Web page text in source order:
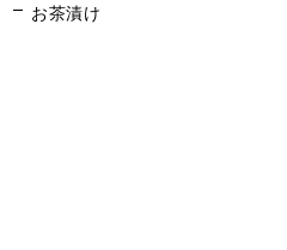
お茶漬け